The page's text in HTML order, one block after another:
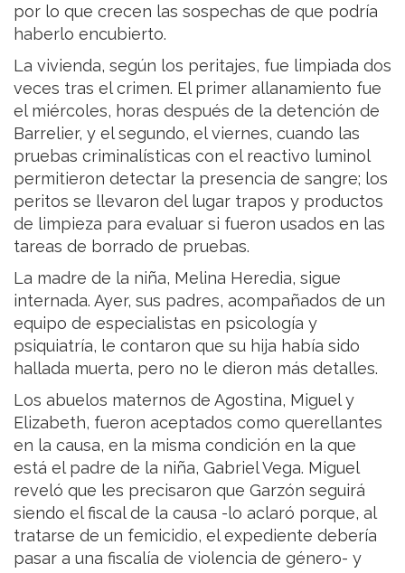
por lo que crecen las sospechas de que podría
haberlo encubierto.
La vivienda, según los peritajes, fue limpiada dos
veces tras el crimen. El primer allanamiento fue
el miércoles, horas después de la detención de
Barrelier, y el segundo, el viernes, cuando las
pruebas criminalísticas con el reactivo luminol
permitieron detectar la presencia de sangre; los
peritos se llevaron del lugar trapos y productos
de limpieza para evaluar si fueron usados en las
tareas de borrado de pruebas.
La madre de la niña, Melina Heredia, sigue
internada. Ayer, sus padres, acompañados de un
equipo de especialistas en psicología y
psiquiatría, le contaron que su hija había sido
hallada muerta, pero no le dieron más detalles.
Los abuelos maternos de Agostina, Miguel y
Elizabeth, fueron aceptados como querellantes
en la causa, en la misma condición en la que
está el padre de la niña, Gabriel Vega. Miguel
reveló que les precisaron que Garzón seguirá
siendo el fiscal de la causa -lo aclaró porque, al
tratarse de un femicidio, el expediente debería
pasar a una fiscalía de violencia de género- y